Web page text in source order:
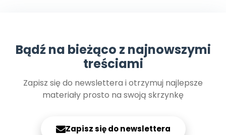
Bądź na bieżąco z najnowszymi
treściami
Zapisz się do newslettera i otrzymuj najlepsze
materiały prosto na swoją skrzynkę
Zapisz się do newslettera